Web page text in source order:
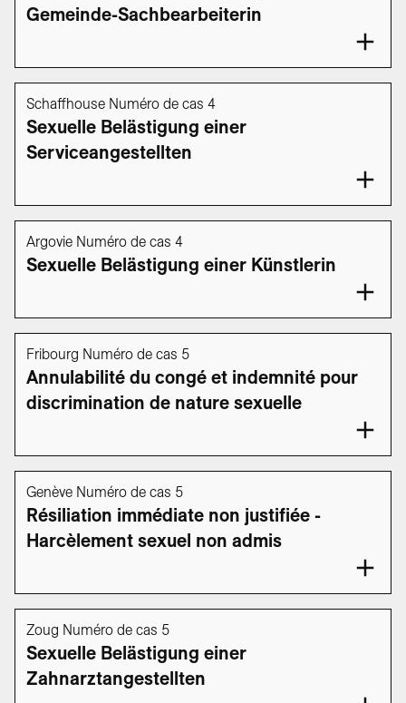
Gemeinde-Sachbearbeiterin
Schaffhouse Numéro de cas 4
Sexuelle Belästigung einer
Serviceangestellten
Argovie Numéro de cas 4
Sexuelle Belästigung einer Künstlerin
Fribourg Numéro de cas 5
Annulabilité du congé et indemnité pour
discrimination de nature sexuelle
Genève Numéro de cas 5
Résiliation immédiate non justifiée -
Harcèlement sexuel non admis
Zoug Numéro de cas 5
Sexuelle Belästigung einer
Zahnarztangestellten